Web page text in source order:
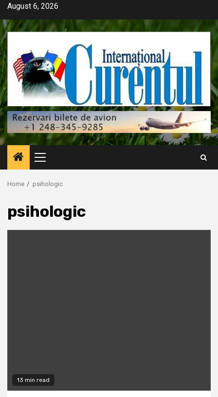
Skip
content
August 6, 2026
Primary
Menu
Home psihologic
psihologic
13 min read